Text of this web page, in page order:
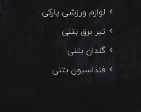
لوازم ورزشی پارکی
تیر برق بتنی
گلدان بتنی
فنداسیون بتنی